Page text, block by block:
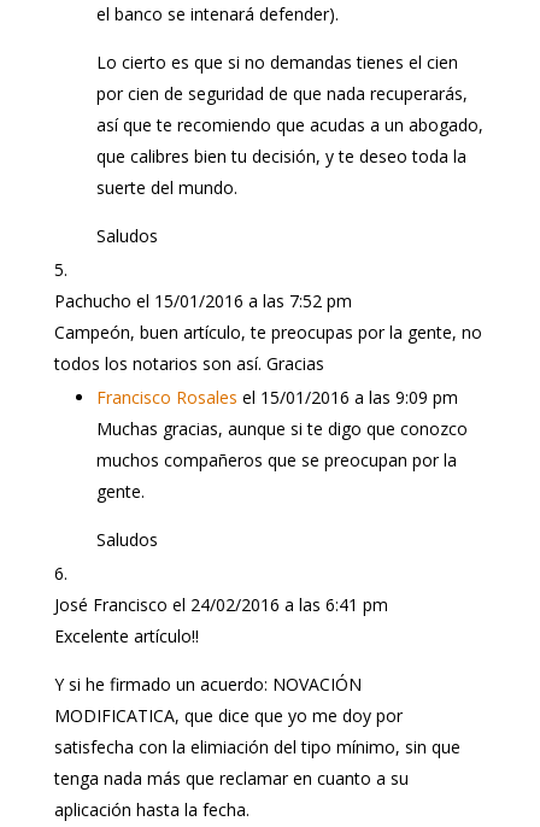
el banco se intenará defender).
Lo cierto es que si no demandas tienes el cien
por cien de seguridad de que nada recuperarás,
así que te recomiendo que acudas a un abogado,
que calibres bien tu decisión, y te deseo toda la
suerte del mundo.
Saludos
Pachucho el 15/01/2016 a las 7:52 pm
Campeón, buen artículo, te preocupas por la gente, no
todos los notarios son así. Gracias
Francisco Rosales el 15/01/2016 a las 9:09 pm
Muchas gracias, aunque si te digo que conozco
muchos compañeros que se preocupan por la
gente.
Saludos
José Francisco el 24/02/2016 a las 6:41 pm
Excelente artículo!!
Y si he firmado un acuerdo: NOVACIÓN
MODIFICATICA, que dice que yo me doy por
satisfecha con la elimiación del tipo mínimo, sin que
tenga nada más que reclamar en cuanto a su
aplicación hasta la fecha.